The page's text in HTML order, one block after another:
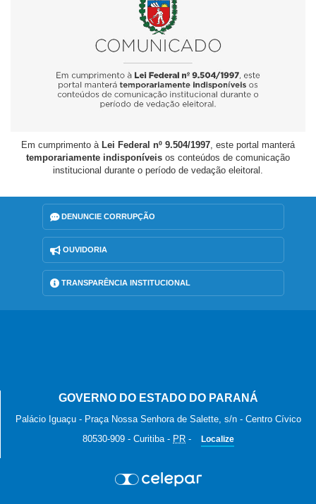
Em cumprimento à Lei Federal nº 9.504/1997, este portal manterá
temporariamente indisponíveis os conteúdos de comunicação
institucional durante o período de vedação eleitoral.
DENUNCIE CORRUPÇÃO
OUVIDORIA
TRANSPARÊNCIA INSTITUCIONAL
GOVERNO DO ESTADO DO PARANÁ
Palácio Iguaçu - Praça Nossa Senhora de Salette, s/n - Centro Cívico
80530-909 - Curitiba- PR - Localize